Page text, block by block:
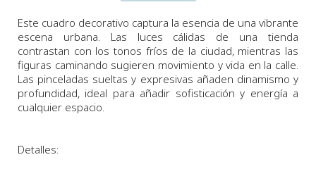
Este cuadro decorativo captura la esencia de una vibrante
escena urbana. Las luces cálidas de una tienda
contrastan con los tonos fríos de la ciudad, mientras las
figuras caminando sugieren movimiento y vida en la calle.
Las pinceladas sueltas y expresivas añaden dinamismo y
profundidad, ideal para añadir sofisticación y energía a
cualquier espacio.
Detalles: